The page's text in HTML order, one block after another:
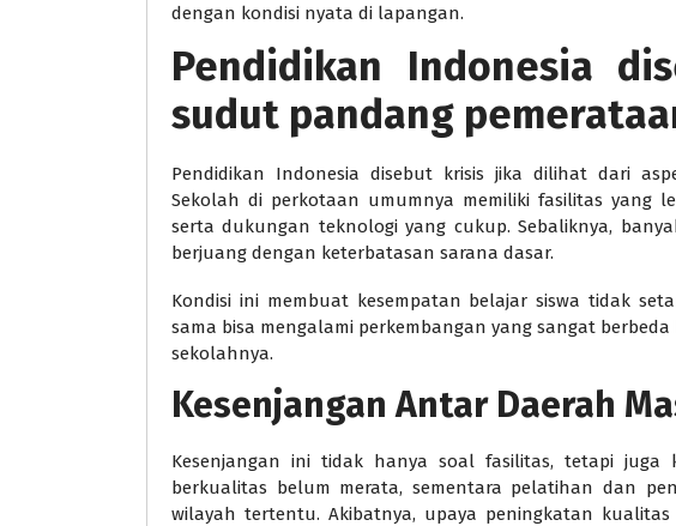
dengan kondisi nyata di lapangan.
Pendidikan Indonesia
sudut pandang
Pendidikan Indonesia disebut krisis jika dilihat dari
Sekolah di perkotaan umumnya memiliki fasilitas yang
serta dukungan teknologi yang cukup. Sebaliknya,
berjuang dengan keterbatasan sarana dasar.
Kondisi ini membuat kesempatan belajar siswa tidak
sama bisa mengalami perkembangan yang sangat
sekolahnya.
Kesenjangan Antar Daerah
Kesenjangan ini tidak hanya soal fasilitas, tetapi juga
berkualitas belum merata, sementara pelatihan dan
wilayah tertentu. Akibatnya, upaya peningkatan